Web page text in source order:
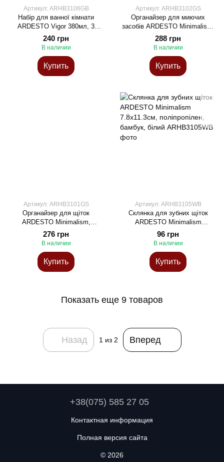
Артикул: ARHB3106GB
Набір для ванної кімнати
ARDESTO Vigor 380мл, 3
предмети, поліпропілен, сірий
240 грн
В наличии
Купить
Артикул: ARHB3102GS
Органайзер для миючих
засобів ARDESTO Minimalism,
8х12.7х16см, пластик,
нержавіюча сталь, сірий
288 грн
В наличии
Купить
Артикул: ARHB3101GS
Органайзер для щіток
ARDESTO Minimalism,
15х10х13.5см, пластик,
нержавіюча сталь, сірий
276 грн
В наличии
Купить
Артикул: ARHB3105WB
Склянка для зубних щіток
ARDESTO Minimalism
7.8x11.3см, поліпропілен,
бамбук, білий
96 грн
В наличии
Купить
Показать еще 9 товаров
Назад 1 из 2 Вперед
+38(075) 585 27 05
Контактная информация
Полная версия сайта
© 2026